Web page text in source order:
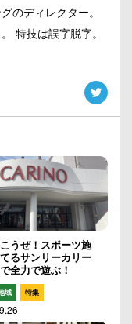
のディレクター。
特技は誤字脱字。
うぜ！スポーツ施
るサンリーカリー
全力で遊ぶ！
域 特集